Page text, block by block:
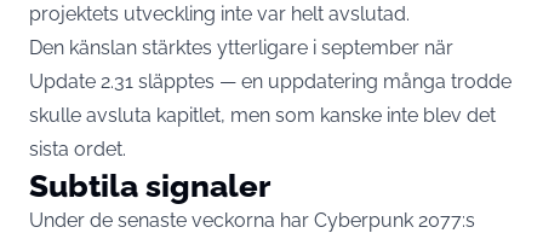
projektets utveckling inte var helt avslutad.
Den känslan stärktes ytterligare i september när
Update 2.31 släpptes — en uppdatering många trodde
skulle avsluta kapitlet, men som kanske inte blev det
sista ordet.
Subtila signaler
Under de senaste veckorna har Cyberpunk 2077:s